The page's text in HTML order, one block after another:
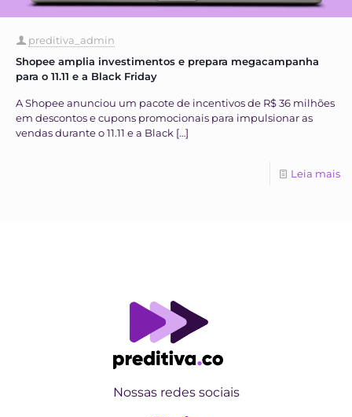
preditiva_admin
Shopee amplia investimentos e prepara megacampanha
para o 11.11 e a Black Friday
A Shopee anunciou um pacote de incentivos de R$ 36 milhões
em descontos e cupons promocionais para impulsionar as
vendas durante o 11.11 e a Black […]
Leia mais
Nossas redes sociais